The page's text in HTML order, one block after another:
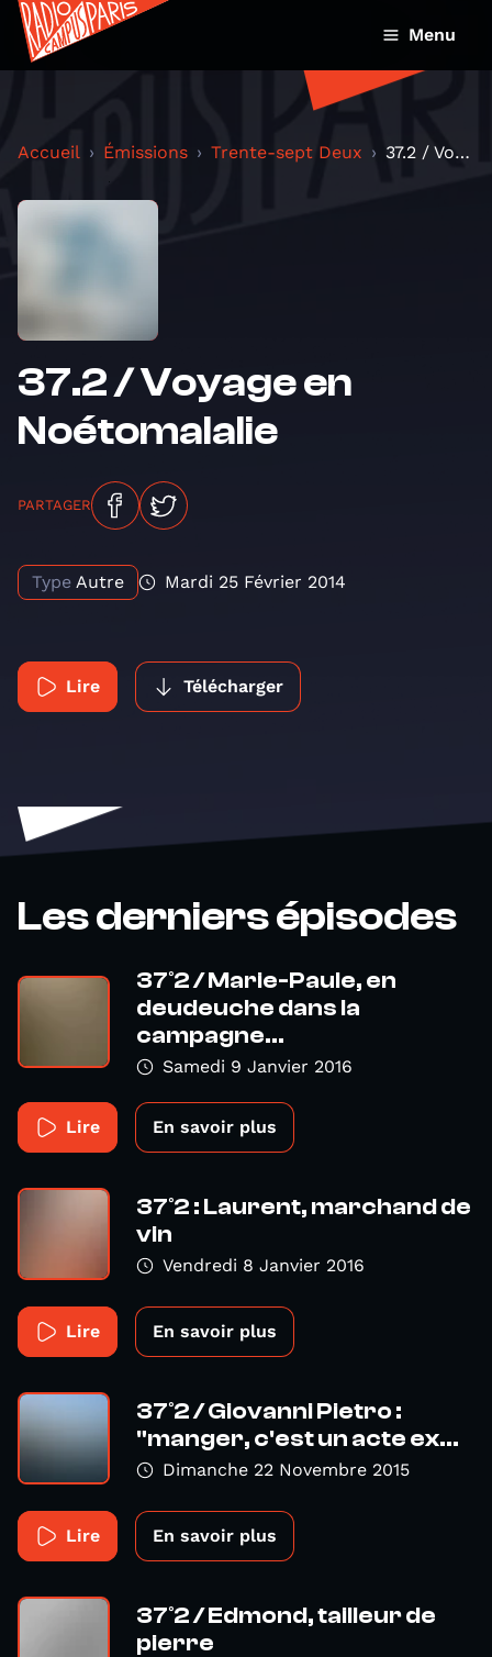
Menu
Accueil Émissions Trente-sept Deux 37.2 / Voyage en Noétomalalie
37.2 / Voyage en
Noétomalalie
PARTAGER
Type Autre Mardi 25 Février 2014
Lire Télécharger
Les derniers épisodes
37°2 / Marie-Paule, en
deudeuche dans la
campagne...
Samedi 9 Janvier 2016
Lire En savoir plus
37°2 : Laurent, marchand de
vin
Vendredi 8 Janvier 2016
Lire En savoir plus
37°2 / Giovanni Pietro :
"manger, c'est un acte ex...
Dimanche 22 Novembre 2015
Lire En savoir plus
37°2 / Edmond, tailleur de
pierre